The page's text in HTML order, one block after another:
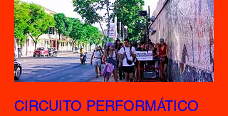
CIRCUITO PERFORMÁTICO